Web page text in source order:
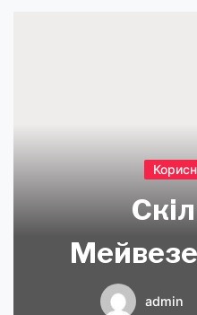
admin